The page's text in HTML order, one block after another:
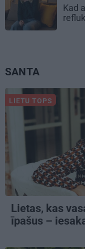
Kad
SANTA
LIETU TOPS
Lietas, kas
īpašus –